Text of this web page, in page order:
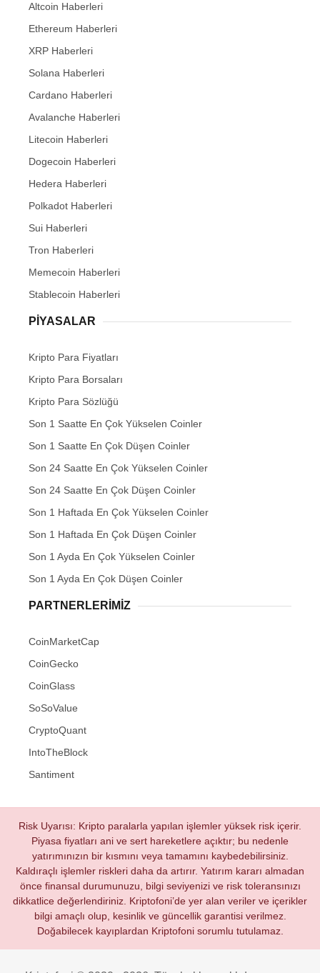
Altcoin Haberleri
Ethereum Haberleri
XRP Haberleri
Solana Haberleri
Cardano Haberleri
Avalanche Haberleri
Litecoin Haberleri
Dogecoin Haberleri
Hedera Haberleri
Polkadot Haberleri
Sui Haberleri
Tron Haberleri
Memecoin Haberleri
Stablecoin Haberleri
PIYASALAR
Kripto Para Fiyatları
Kripto Para Borsaları
Kripto Para Sözlüğü
Son 1 Saatte En Çok Yükselen Coinler
Son 1 Saatte En Çok Düşen Coinler
Son 24 Saatte En Çok Yükselen Coinler
Son 24 Saatte En Çok Düşen Coinler
Son 1 Haftada En Çok Yükselen Coinler
Son 1 Haftada En Çok Düşen Coinler
Son 1 Ayda En Çok Yükselen Coinler
Son 1 Ayda En Çok Düşen Coinler
PARTNERLERIMIZ
CoinMarketCap
CoinGecko
CoinGlass
SoSoValue
CryptoQuant
IntoTheBlock
Santiment
Risk Uyarısı: Kripto paralarla yapılan işlemler yüksek risk içerir.
Piyasa fiyatları ani ve sert hareketlere açıktır; bu nedenle
yatırımınızın bir kısmını veya tamamını kaybedebilirsiniz.
Kaldıraçlı işlemler riskleri daha da artırır. Yatırım kararı almadan
önce finansal durumunuzu, bilgi seviyenizi ve risk toleransınızı
dikkatlice değerlendiriniz. Kriptofoni’de yer alan veriler ve içerikler
bilgi amaçlı olup, kesinlik ve güncellik garantisi verilmez.
Doğabilecek kayıplardan Kriptofoni sorumlu tutulamaz.